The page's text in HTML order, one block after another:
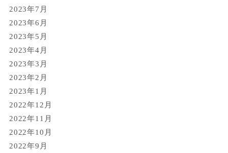
2023年7月
2023年6月
2023年5月
2023年4月
2023年3月
2023年2月
2023年1月
2022年12月
2022年11月
2022年10月
2022年9月